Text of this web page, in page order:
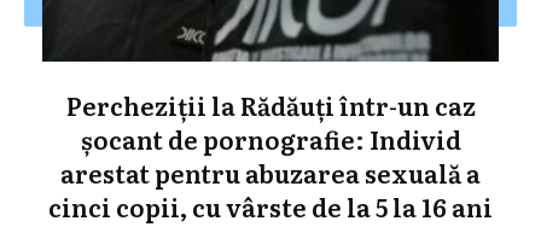
Percheziții la Rădăuți într-un caz
șocant de pornografie: Individ
arestat pentru abuzarea sexuală a
cinci copii, cu vârste de la 5 la 16 ani